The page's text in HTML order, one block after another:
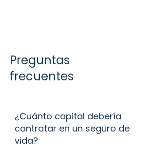
Preguntas
frecuentes
¿Cuánto capital debería
contratar en un seguro de
vida?